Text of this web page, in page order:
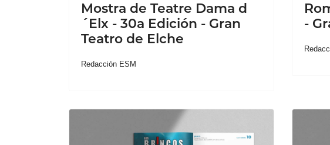
Mostra de Teatre Dama d
´Elx - 30a Edición - Gran
Teatro de Elche
Redacción ESM
-